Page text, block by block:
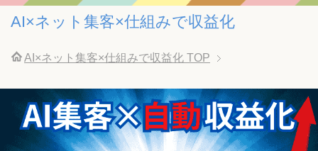
AI×ネット集客×仕組みで収益化
AI×ネット集客×仕組みで収益化 TOP